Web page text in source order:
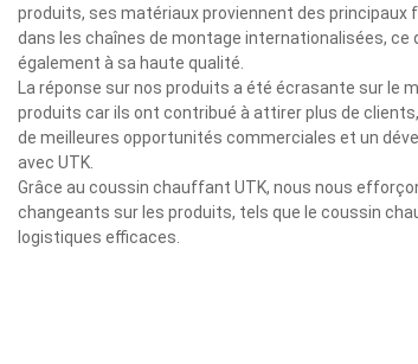
produits, ses matériaux proviennent des principaux
dans les chaînes de montage internationalisées,
également à sa haute qualité.
La réponse sur nos produits a été écrasante sur le
produits car ils ont contribué à attirer plus de
de meilleures opportunités commerciales et un
avec UTK.
Grâce au coussin chauffant UTK, nous nous
changeants sur les produits, tels que le coussin
logistiques efficaces.